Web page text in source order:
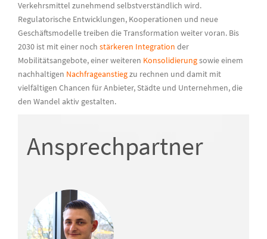
Verkehrsmittel zunehmend selbstverständlich wird.
Regulatorische Entwicklungen, Kooperationen und neue
Geschäftsmodelle treiben die Transformation weiter voran. Bis
2030 ist mit einer noch stärkeren Integration der
Mobilitätsangebote, einer weiteren Konsolidierungsowie einem
nachhaltigen Nachfrageanstiegzu rechnen und damit mit
vielfältigen Chancen für Anbieter, Städte und Unternehmen, die
den Wandel aktiv gestalten.
Ansprechpartner